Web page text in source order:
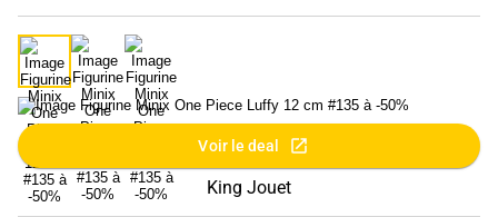
Voir le deal
King Jouet